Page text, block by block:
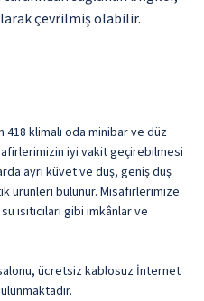
çevrilmiş olabilir.
klimalı oda minibar ve düz
iyi vakit geçirebilmesi
ayrı küvet ve duş, geniş duş
ürünleri bulunur. Misafirlerimize
gibi imkânlar ve
ücretsiz kablosuz İnternet